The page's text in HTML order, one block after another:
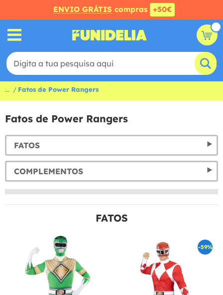
ENVIO GRÁTIS compras +50€
... Fatos de Power Rangers
Fatos de Power Rangers
FATOS
COMPLEMENTOS
FATOS
-59%